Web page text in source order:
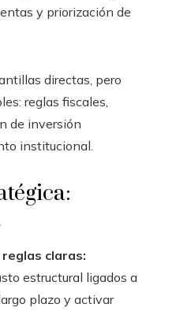
y priorización de
directas, pero
reglas fiscales,
de inversión
institucional.
claras:
estructural ligados a
plazo y activar